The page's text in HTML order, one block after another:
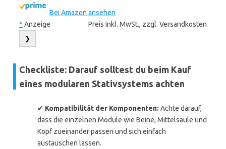
Bei Amazon ansehen
* Anzeige Preis inkl. MwSt., zzgl. Versandkosten
❯
Checkliste: Darauf solltest du beim Kauf
eines modularen Stativsystems achten
✔ Kompatibilität der Komponenten: Achte darauf,
dass die einzelnen Module wie Beine, Mittelsäule und
Kopf zueinander passen und sich einfach
austauschen lassen.